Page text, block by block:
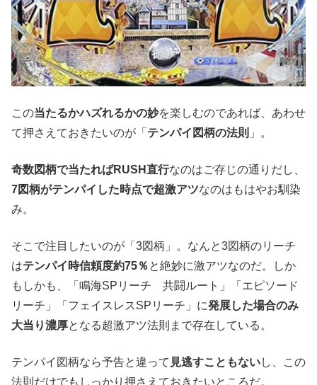
この当たるかハズれるかの妙を楽しむのであれば、あわせ
て押さえておきたいのが「 テンパイ図柄の法則 」。
奇数図柄で当たればRUSH直行なのはご存じの通りだし、
7図柄がテンパイした時点で超激アツなのはもはやお馴染
み。
そこで注目したいのが「3図柄」。なんと3図柄のリーチ
はテンパイ時信頼度約75％ と絶妙に激アツなのだ。しか
もしかも、「鳴海SPリーチ 共闘ルート」「エピソード
リーチ」「フェイスレスSPリーチ」に発展した場合のみ
大当り濃厚となる超激アツ法則まで存在している。
テンパイ図柄なら予告と違って 見逃すこともないし、この
法則だけでもしっかり押さえておきたいところだ。